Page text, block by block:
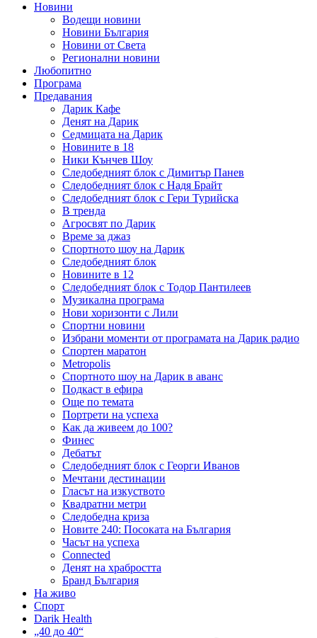
Новини
Водещи новини
Новини България
Новини от Света
Регионални новини
Любопитно
Програма
Предавания
Дарик Кафе
Денят на Дарик
Седмицата на Дарик
Новините в 18
Ники Кънчев Шоу
Следобедният блок с Димитър Панев
Следобедният блок с Надя Брайт
Следобедният блок с Гери Турийска
В тренда
Агросвят по Дарик
Време за джаз
Спортното шоу на Дарик
Следобедният блок
Новините в 12
Следобедният блок с Тодор Пантилеев
Музикална програма
Нови хоризонти с Лили
Спортни новини
Избрани моменти от програмата на Дарик радио
Спортен маратон
Metropolis
Спортното шоу на Дарик в аванс
Подкаст в ефира
Още по темата
Портрети на успеха
Как да живеем до 100?
Финес
Дебатът
Следобедният блок с Георги Иванов
Мечтани дестинации
Гласът на изкуството
Квадратни метри
Следобедна криза
Новите 240: Посоката на България
Часът на успеха
Connected
Денят на храбростта
Бранд България
На живо
Спорт
Darik Health
„40 до 40“